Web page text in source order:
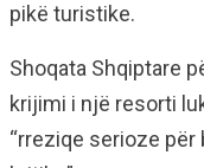
pikë turistike.
Shoqata Shqiptare
krijimi i një resorti
“rreziqe serioze